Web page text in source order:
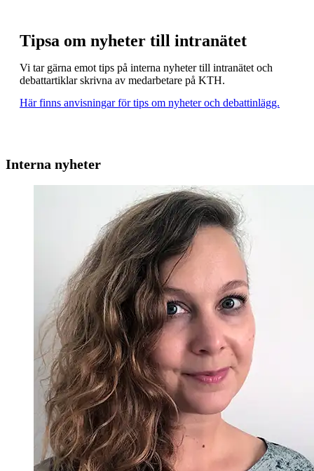
Tipsa om nyheter till intranätet
Vi tar gärna emot tips på interna nyheter till intranätet och
debattartiklar skrivna av medarbetare på KTH.
Här finns anvisningar för tips om nyheter och debattinlägg.
Interna nyheter